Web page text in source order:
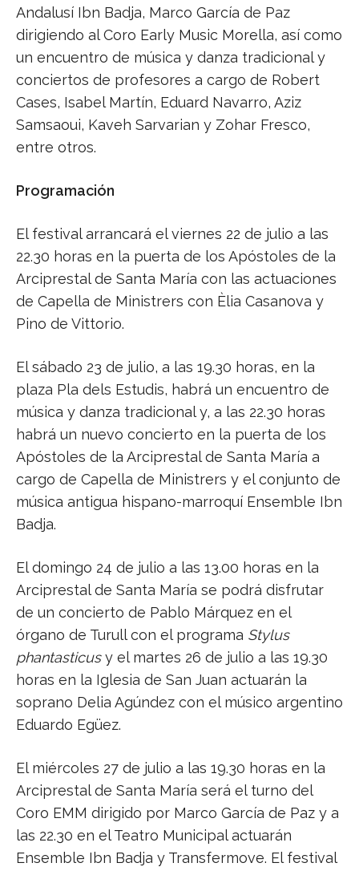
Andalusí Ibn Badja, Marco García de Paz
dirigiendo al Coro Early Music Morella, así como
un encuentro de música y danza tradicional y
conciertos de profesores a cargo de Robert
Cases, Isabel Martín, Eduard Navarro, Aziz
Samsaoui, Kaveh Sarvarian y Zohar Fresco,
entre otros.
Programación
El festival arrancará el viernes 22 de julio a las
22.30 horas en la puerta de los Apóstoles de la
Arciprestal de Santa María con las actuaciones
de Capella de Ministrers con Èlia Casanova y
Pino de Vittorio.
El sábado 23 de julio, a las 19.30 horas, en la
plaza Pla dels Estudis, habrá un encuentro de
música y danza tradicional y, a las 22.30 horas
habrá un nuevo concierto en la puerta de los
Apóstoles de la Arciprestal de Santa María a
cargo de Capella de Ministrers y el conjunto de
música antigua hispano-marroquí Ensemble Ibn
Badja.
El domingo 24 de julio a las 13.00 horas en la
Arciprestal de Santa María se podrá disfrutar
de un concierto de Pablo Márquez en el
órgano de Turull con el programa Stylus
phantasticusy el martes 26 de julio a las 19.30
horas en la Iglesia de San Juan actuarán la
soprano Delia Agúndez con el músico argentino
Eduardo Egüez.
El miércoles 27 de julio a las 19.30 horas en la
Arciprestal de Santa María será el turno del
Coro EMM dirigido por Marco García de Paz y a
las 22.30 en el Teatro Municipal actuarán
Ensemble Ibn Badja y Transfermove. El festival